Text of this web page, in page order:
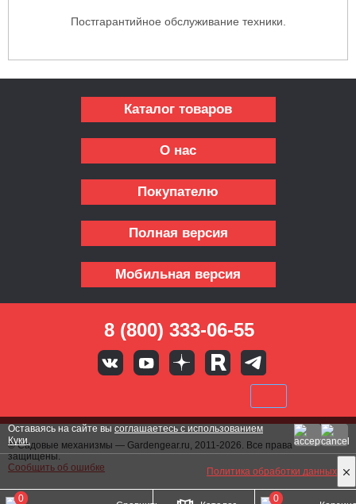
Постгарантийное обслуживание техники.
Каталог товаров
О нас
Покупателю
Полная версия
Мобильная версия
8 (800) 333-06-55
© Садовые механизмы — Gardengear.ru, 2011-2026. Все права
защищены.
Сообщить об ошибке
0
0
Политика обработки данных
Оставаясь на сайте вы соглашаетесь с использованием
Куки.